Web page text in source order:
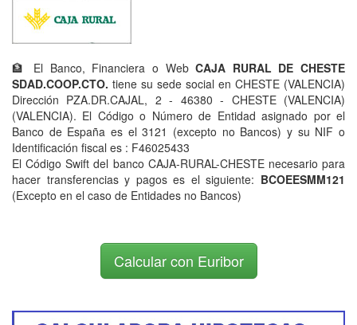
🏦 El Banco, Financiera o WebCAJA RURAL DE CHESTE
SDAD.COOP.CTO. tiene su sede social en CHESTE (VALENCIA)
Dirección PZA.DR.CAJAL, 2 - 46380 - CHESTE (VALENCIA)
(VALENCIA). El Código o Número de Entidad asignado por el
Banco de España es el 3121 (excepto no Bancos) y su NIF o
Identificación fiscal es : F46025433
El Código Swift del banco CAJA-RURAL-CHESTE necesario para
hacer transferencias y pagos es el siguiente: BCOEESMM121
(Excepto en el caso de Entidades no Bancos)
Calcular con Euribor